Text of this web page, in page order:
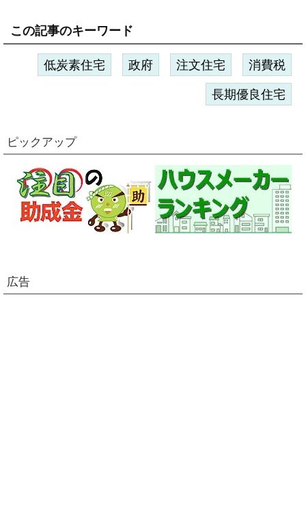
この記事のキーワード
低炭素住宅 政府 注文住宅 消費税
長期優良住宅
ピックアップ
広告